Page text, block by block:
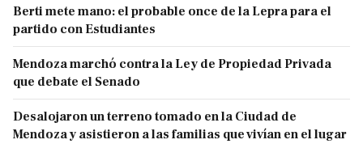
Berti mete mano: el probable once de la Lepra para el
partido con Estudiantes
Mendoza marchó contra la Ley de Propiedad Privada
que debate el Senado
Desalojaron un terreno tomado en la Ciudad de
Mendoza y asistieron a las familias que vivían en el lugar